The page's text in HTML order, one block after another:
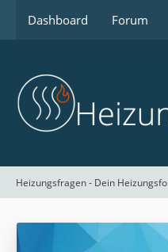
Dashboard Forum
Heizungsfragen - Dein